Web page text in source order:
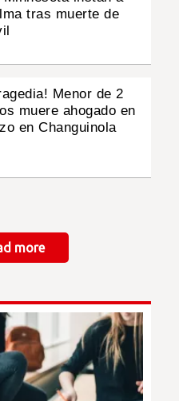
tras muerte de
Menor de 2
muere ahogado en
en Changuinola
more